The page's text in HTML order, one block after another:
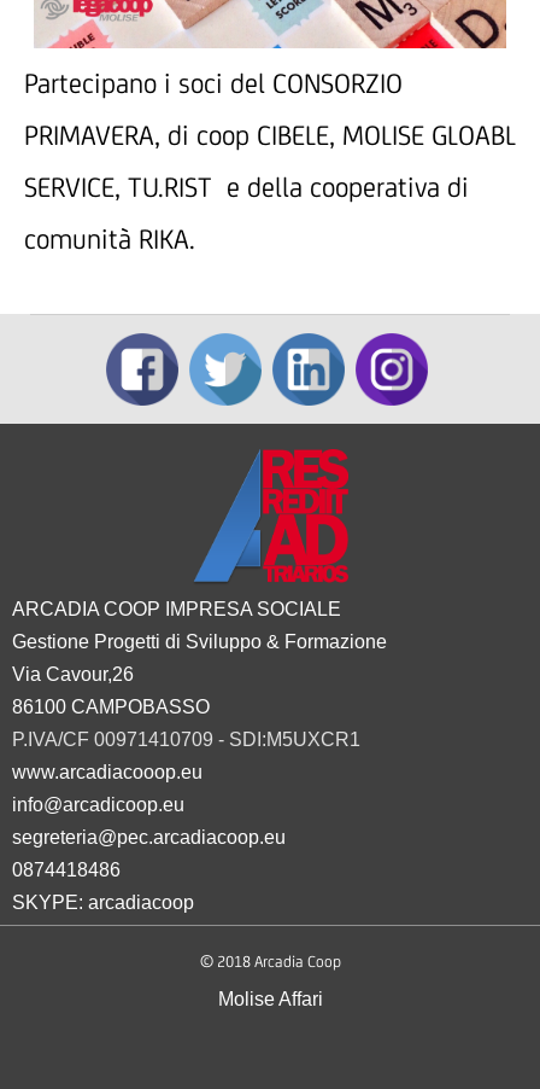
Partecipano i soci del CONSORZIO
PRIMAVERA, di coop CIBELE, MOLISE GLOABL
SERVICE, TU.RIST e della cooperativa di
comunità RIKA.
ARCADIA COOP IMPRESA SOCIALE
Gestione Progetti di Sviluppo & Formazione
Via Cavour,26
86100 CAMPOBASSO
P.IVA/CF 00971410709 - SDI:M5UXCR1
www.arcadiacooop.eu
info@arcadicoop.eu
segreteria@pec.arcadiacoop.eu
0874418486
SKYPE: arcadiacoop
© 2018 Arcadia Coop
Molise Affari